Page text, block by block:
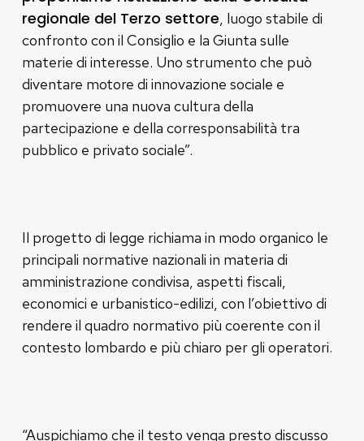
regionale del Terzo settore, luogo stabile di
confronto con il Consiglio e la Giunta sulle
materie di interesse. Uno strumento che può
diventare motore di innovazione sociale e
promuovere una nuova cultura della
partecipazione e della corresponsabilità tra
pubblico e privato sociale”.
Il progetto di legge richiama in modo organico le
principali normative nazionali in materia di
amministrazione condivisa, aspetti fiscali,
economici e urbanistico-edilizi, con l’obiettivo di
rendere il quadro normativo più coerente con il
contesto lombardo e più chiaro per gli operatori.
“Auspichiamo che il testo venga presto discusso